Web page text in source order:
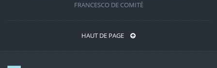
FRANCESCO DE COMITÉ
HAUT DE PAGE